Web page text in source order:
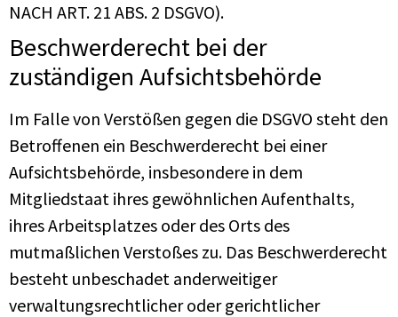
NACH ART. 21 ABS. 2 DSGVO).
Beschwerde­recht bei der
zuständigen Aufsichts­behörde
Im Falle von Verstößen gegen die DSGVO steht den
Betroffenen ein Beschwerderecht bei einer
Aufsichtsbehörde, insbesondere in dem
Mitgliedstaat ihres gewöhnlichen Aufenthalts,
ihres Arbeitsplatzes oder des Orts des
mutmaßlichen Verstoßes zu. Das Beschwerderecht
besteht unbeschadet anderweitiger
verwaltungsrechtlicher oder gerichtlicher